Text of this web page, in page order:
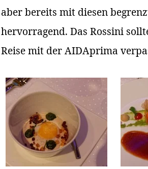
aber bereits mit diesen
hervorragend. Das Rossini
Reise mit der AIDAprima